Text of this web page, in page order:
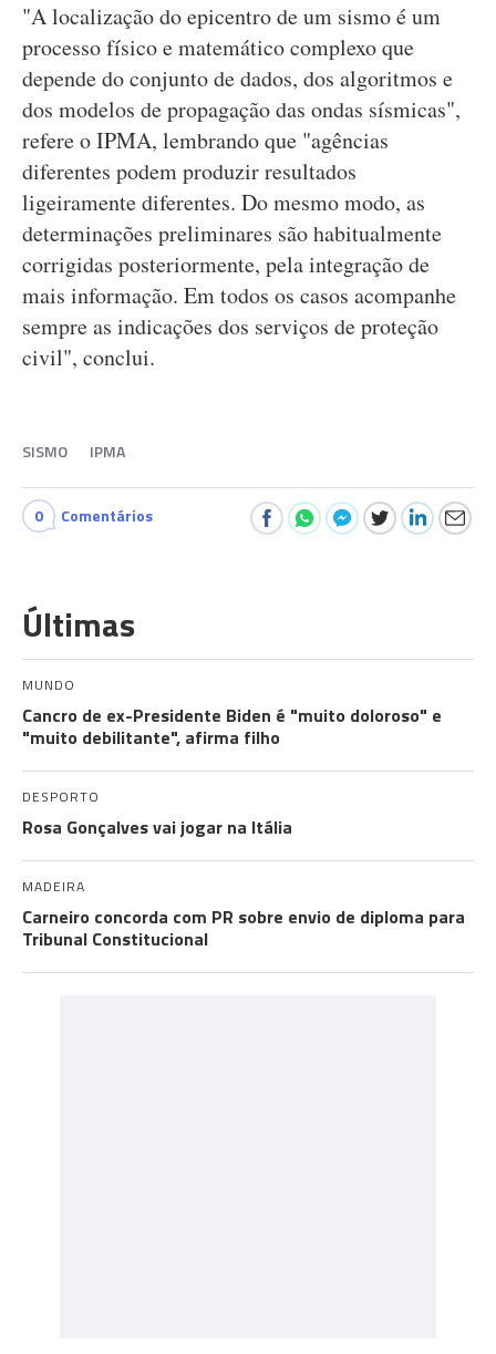
"A localização do epicentro de um sismo é um
processo físico e matemático complexo que
depende do conjunto de dados, dos algoritmos e
dos modelos de propagação das ondas sísmicas",
refere o IPMA, lembrando que "agências
diferentes podem produzir resultados
ligeiramente diferentes. Do mesmo modo, as
determinações preliminares são habitualmente
corrigidas posteriormente, pela integração de
mais informação. Em todos os casos acompanhe
sempre as indicações dos serviços de proteção
civil", conclui.
SISMO IPMA
0 Comentários
Últimas
MUNDO
Cancro de ex-Presidente Biden é "muito doloroso" e
"muito debilitante", afirma filho
DESPORTO
Rosa Gonçalves vai jogar na Itália
MADEIRA
Carneiro concorda com PR sobre envio de diploma para
Tribunal Constitucional